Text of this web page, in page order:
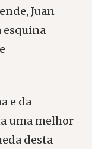
Juan
esquina
e da
uma melhor
desta